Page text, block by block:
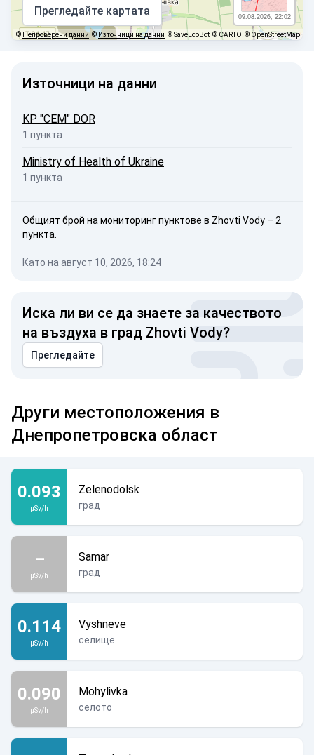
09.08.2026, 22:02
Прегледайте картата
© Непроверени данни © Източници на данни © SaveEcoBot © CARTO © OpenStreetMap
Източници на данни
KP "CEM" DOR
1 пункта
Ministry of Health of Ukraine
1 пункта
Общият брой на мониторинг пунктове в Zhovti Vody – 2
пункта.
Като на август 10, 2026, 18:24
Иска ли ви се да знаете за качеството
на въздуха в град Zhovti Vody?
Прегледайте
Други местоположения в
Днепропетровска област
0.093
µSv/h
Zelenodolsk
град
–
µSv/h
Samar
град
0.114
µSv/h
Vyshneve
селище
0.090
µSv/h
Mohylivka
селото